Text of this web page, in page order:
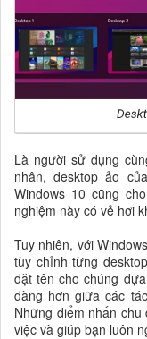
Là người sử dụng
nhân, desktop ảo
Windows 10 cũng
nghiệm này có vẻ hơi
Tuy nhiên, với
tùy chỉnh từng
đặt tên cho chúng
dàng hơn giữa các
Những điểm nhấn
việc và giúp bạn luôn